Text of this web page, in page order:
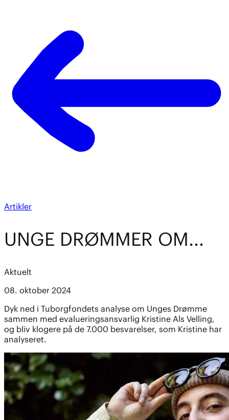
Artikler
UNGE DRØMMER OM...
Aktuelt
08. oktober 2024
Dyk ned i Tuborgfondets analyse om Unges Drømme
sammen med evalueringsansvarlig Kristine Als Velling,
og bliv klogere på de 7.000 besvarelser, som Kristine har
analyseret.